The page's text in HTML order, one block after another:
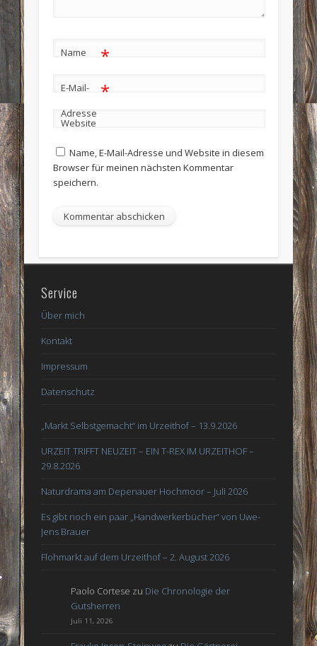
Name *
E-Mail-
Adresse
*
Website
Name, E-Mail-Adresse und Website in diesem
Browser für meinen nächsten Kommentar
speichern.
Service
Über mich
Kontakt
Impressum
Datenschutz
„Markt Selbstgemacht“ im Urzeithof – 13.9.2026
URZEIT TRIFFT NEUZEIT – EIN T-REX IM URZEITHOF –
29.8.2026
Naturdrama am Depenauer Hochmoor – Juli 2026
Es gibt noch ein paar „Handwerkerbücher“ von Uwe-
Jens Brauer
Flohmarkt auf dem Urzeithof – 2. August 2026
Paolo Cortese zu Die Chronologie der
Gutsherren
Juli 11, 2026